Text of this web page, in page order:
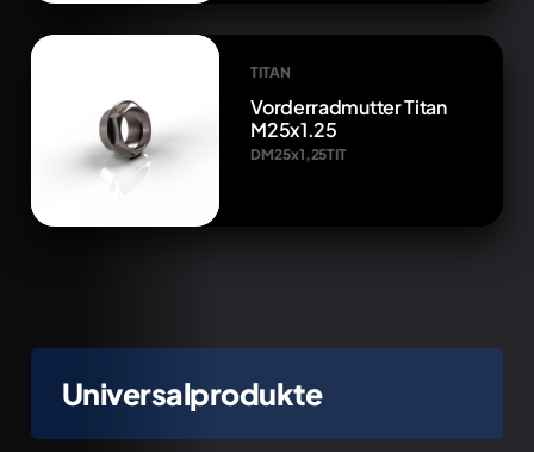
TITAN
Vorderradmutter Titan
M25x1.25
DM25x1,25TIT
Universalprodukte